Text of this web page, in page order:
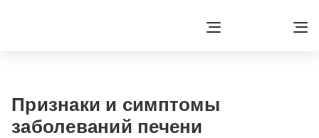
Признаки и симптомы
заболеваний печени